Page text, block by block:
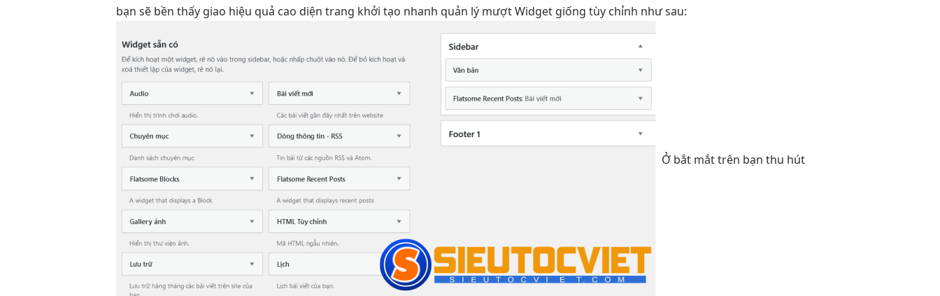
bạn sẽ bền thấy giao hiệu quả cao diện trang khởi tạo nhanh quản lý mượtWidget giốngtùy chỉnh như sau:
Ở bắt mắttrên bạnthu hút